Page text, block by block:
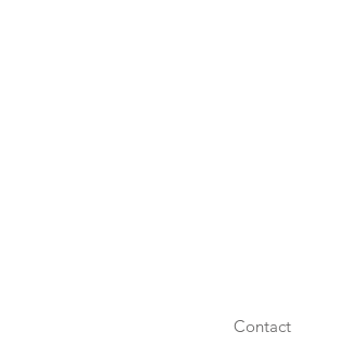
Contact